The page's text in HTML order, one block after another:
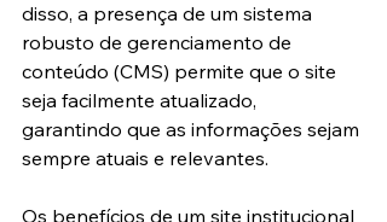
disso, a presença de um sistema
robusto de gerenciamento de
conteúdo (CMS) permite que o site
seja facilmente atualizado,
garantindo que as informações sejam
sempre atuais e relevantes.
Os benefícios de um site institucional